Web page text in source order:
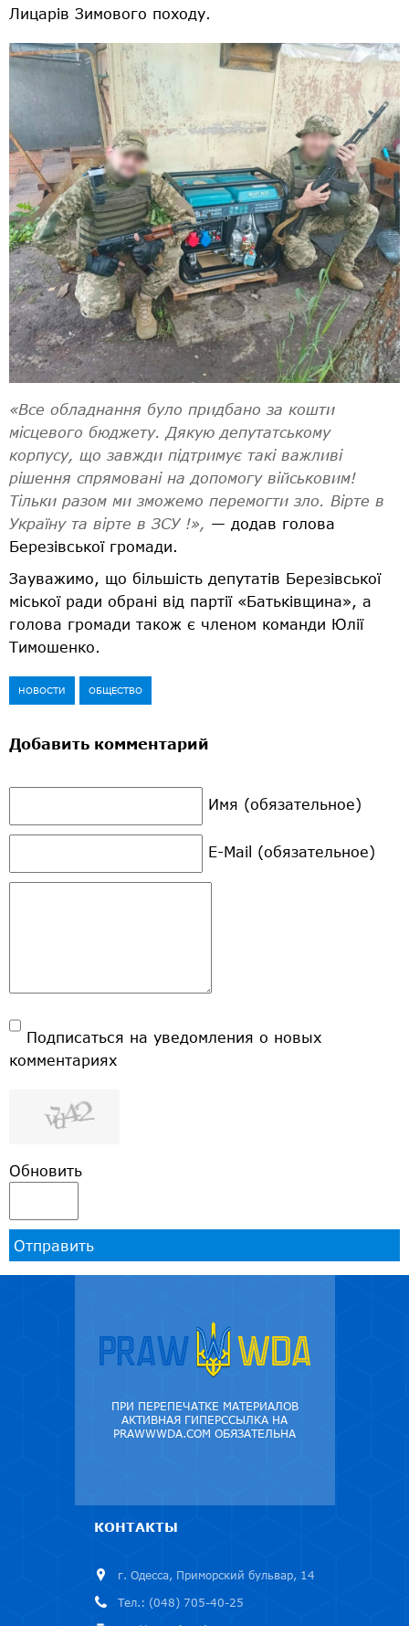
Лицарів Зимового походу.
«Все обладнання було придбано за кошти
місцевого бюджету. Дякую депутатському
корпусу, що завжди підтримує такі важливі
рішення спрямовані на допомогу військовим!
Тільки разом ми зможемо перемогти зло. Вірте в
Україну та вірте в ЗСУ !», — додав голова
Березівської громади.
Зауважимо, що більшість депутатів Березівської
міської ради обрані від партії «Батьківщина», а
голова громади також є членом команди Юлії
Тимошенко.
НОВОСТИ ОБЩЕСТВО
Добавить комментарий
Имя (обязательное)
E-Mail (обязательное)
Подписаться на уведомления о новых
комментариях
Обновить
Отправить
ПРИ ПЕРЕПЕЧАТКЕ МАТЕРИАЛОВ
АКТИВНАЯ ГИПЕРССЫЛКА НА
PRAWWWDA.COM ОБЯЗАТЕЛЬНА
КОНТАКТЫ
г. Одесса, Приморский бульвар, 14
Тел.: (048) 705-40-25